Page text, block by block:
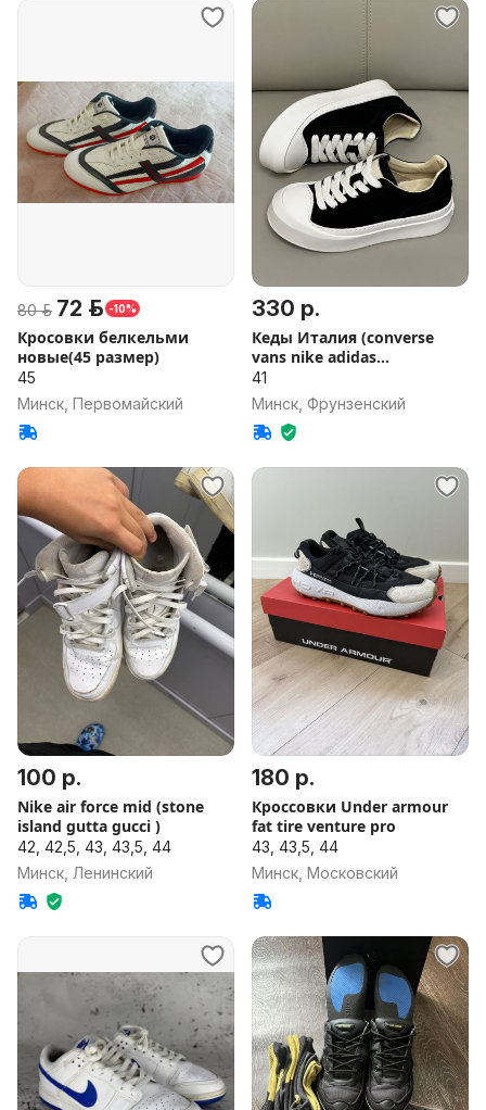
80 р. 72 р. -10%
Кросовки белкельми
новые(45 размер)
45
Минск, Первомайский
330 р.
Кеды Италия (converse
vans nike adidas
кроссовки)
41
Минск, Фрунзенский
100 р.
Nike air force mid (stone
island gutta gucci )
42, 42,5, 43, 43,5, 44
Минск, Ленинский
180 р.
Кроссовки Under armour
fat tire venture pro
43, 43,5, 44
Минск, Московский